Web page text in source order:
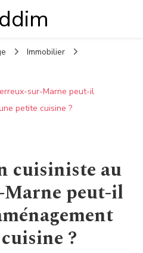
Immobilier
sur-Marne peut-il
petite cuisine ?
cuisiniste au
peut-il
?